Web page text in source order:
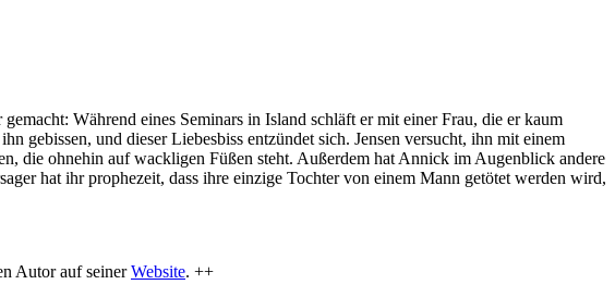
Während eines Seminars in Island schläft er mit einer Frau, die er kaum
gebissen, und dieser Liebesbiss entzündet sich. Jensen versucht, ihn mit einem
die ohnehin auf wackligen Füßen steht. Außerdem hat Annick im Augenblick andere
hat ihr prophezeit, dass ihre einzige Tochter von einem Mann getötet werden wird,
Autor auf seinerWebsite. ++